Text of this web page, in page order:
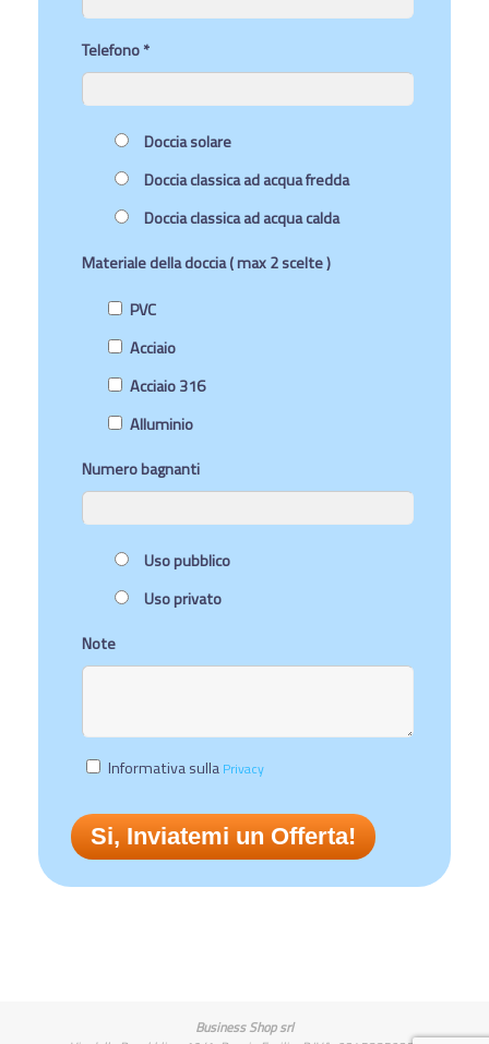
Telefono *
Doccia solare
Doccia classica ad acqua fredda
Doccia classica ad acqua calda
Materiale della doccia ( max 2 scelte )
PVC
Acciaio
Acciaio 316
Alluminio
Numero bagnanti
Uso pubblico
Uso privato
Note
Informativa sulla Privacy
Business Shop srl